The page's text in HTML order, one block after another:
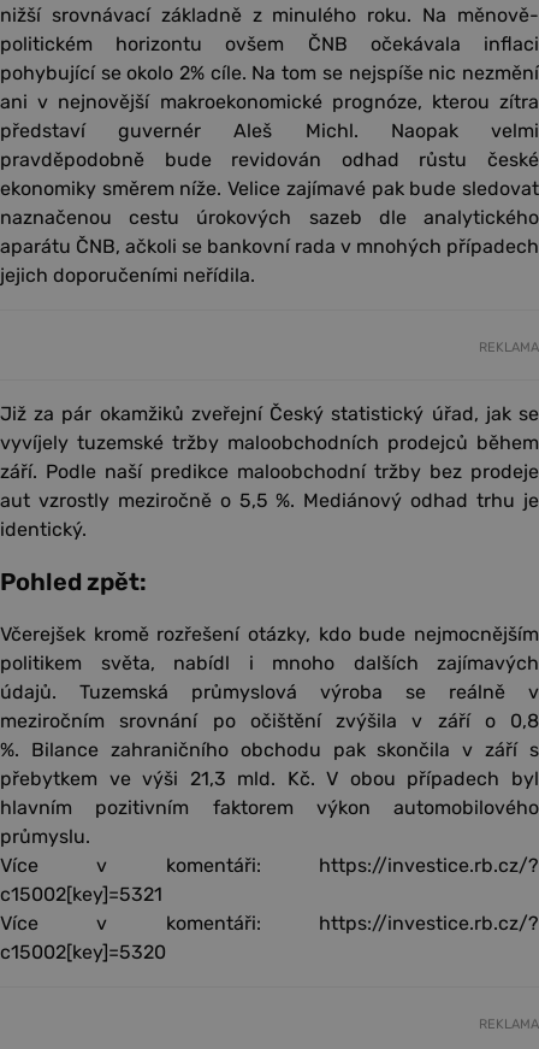
nižší srovnávací základně z minulého roku. Na měnově-
politickém horizontu ovšem ČNB očekávala inflaci
pohybující se okolo 2% cíle. Na tom se nejspíše nic nezmění
ani v nejnovější makroekonomické prognóze, kterou zítra
představí guvernér Aleš Michl. Naopak velmi
pravděpodobně bude revidován odhad růstu české
ekonomiky směrem níže. Velice zajímavé pak bude sledovat
naznačenou cestu úrokových sazeb dle analytického
aparátu ČNB, ačkoli se bankovní rada v mnohých případech
jejich doporučeními neřídila.
REKLAMA
Již za pár okamžiků zveřejní Český statistický úřad, jak se
vyvíjely tuzemské tržby maloobchodních prodejců během
září. Podle naší predikce maloobchodní tržby bez prodeje
aut vzrostly meziročně o 5,5 %. Mediánový odhad trhu je
identický.
Pohled zpět:
Včerejšek kromě rozřešení otázky, kdo bude nejmocnějším
politikem světa, nabídl i mnoho dalších zajímavých
údajů. Tuzemská průmyslová výroba se reálně v
meziročním srovnání po očištění zvýšila v září o 0,8
%. Bilance zahraničního obchodu pak skončila v září s
přebytkem ve výši 21,3 mld. Kč. V obou případech byl
hlavním pozitivním faktorem výkon automobilového
průmyslu.
Více v komentáři: https://investice.rb.cz/?
c15002[key]=5321
Více v komentáři: https://investice.rb.cz/?
c15002[key]=5320
REKLAMA